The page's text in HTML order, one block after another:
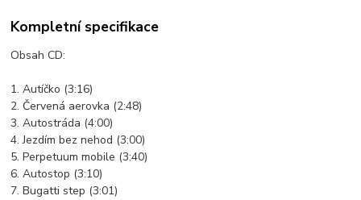
Kompletní specifikace
Obsah CD:
1. Autíčko (3:16)
2. Červená aerovka (2:48)
3. Autostráda (4:00)
4. Jezdím bez nehod (3:00)
5. Perpetuum mobile (3:40)
6. Autostop (3:10)
7. Bugatti step (3:01)